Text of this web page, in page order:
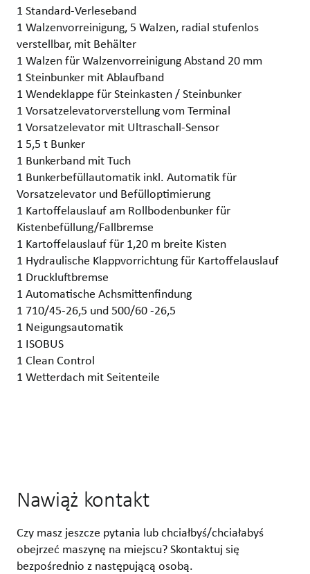
1 Standard-Verleseband
1 Walzenvorreinigung, 5 Walzen, radial stufenlos
verstellbar, mit Behälter
1 Walzen für Walzenvorreinigung Abstand 20 mm
1 Steinbunker mit Ablaufband
1 Wendeklappe für Steinkasten / Steinbunker
1 Vorsatzelevatorverstellung vom Terminal
1 Vorsatzelevator mit Ultraschall-Sensor
1 5,5 t Bunker
1 Bunkerband mit Tuch
1 Bunkerbefüllautomatik inkl. Automatik für
Vorsatzelevator und Befülloptimierung
1 Kartoffelauslauf am Rollbodenbunker für
Kistenbefüllung/Fallbremse
1 Kartoffelauslauf für 1,20 m breite Kisten
1 Hydraulische Klappvorrichtung für Kartoffelauslauf
1 Druckluftbremse
1 Automatische Achsmittenfindung
1 710/45-26,5 und 500/60 -26,5
1 Neigungsautomatik
1 ISOBUS
1 Clean Control
1 Wetterdach mit Seitenteile
Nawiąż kontakt
Czy masz jeszcze pytania lub chciałbyś/chciałabyś
obejrzeć maszynę na miejscu? Skontaktuj się
bezpośrednio z następującą osobą.